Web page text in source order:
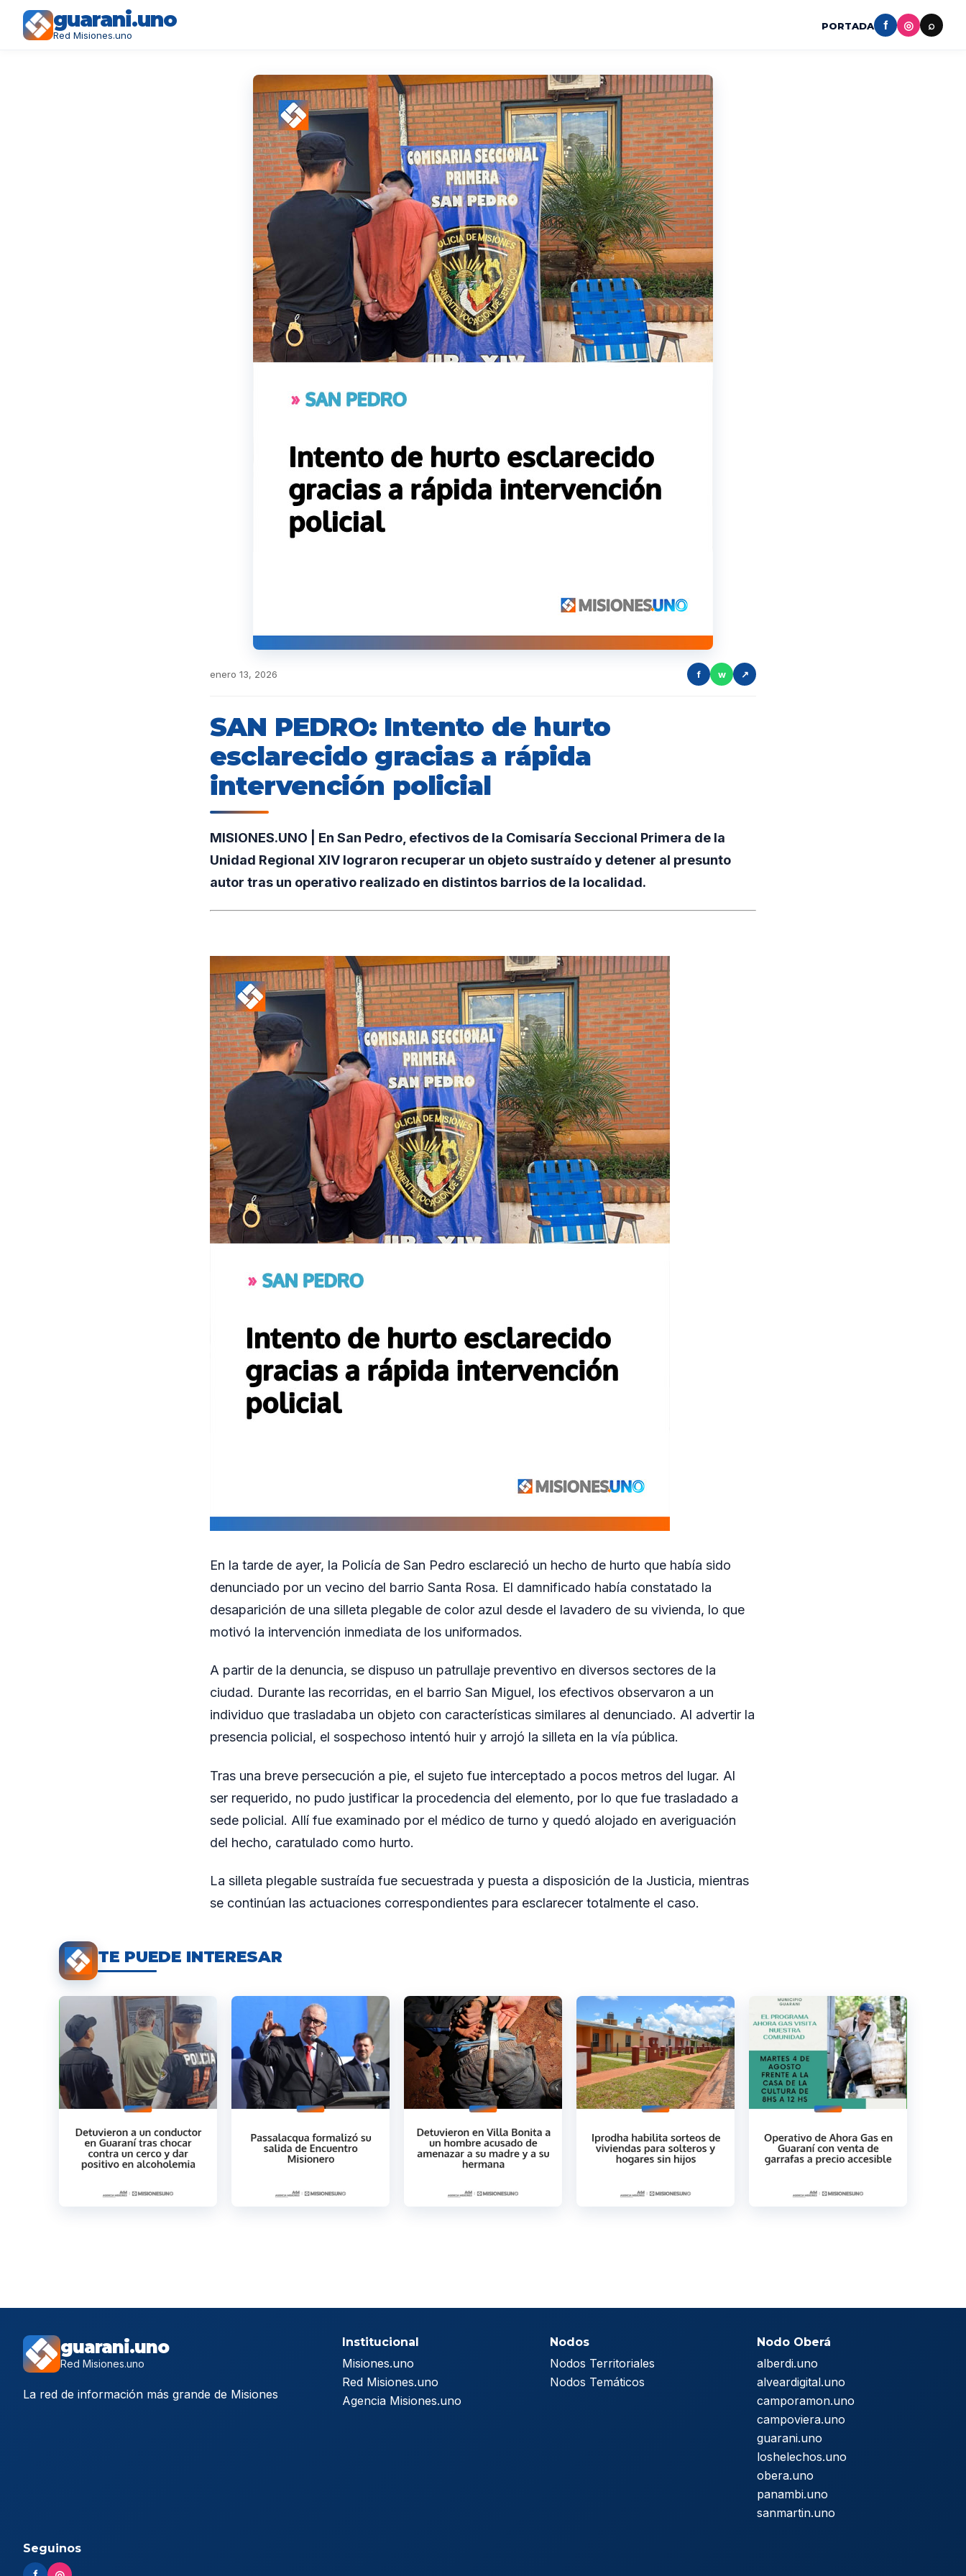
guarani.uno
Red Misiones.uno
PORTADA f ◎ ⌕
enero 13, 2026 f w ↗
SAN PEDRO: Intento de hurto
esclarecido gracias a rápida
intervención policial
MISIONES.UNO | En San Pedro, efectivos de la Comisaría Seccional Primera de la
Unidad Regional XIV lograron recuperar un objeto sustraído y detener al presunto
autor tras un operativo realizado en distintos barrios de la localidad.
En la tarde de ayer, la Policía de San Pedro esclareció un hecho de hurto que había sido
denunciado por un vecino del barrio Santa Rosa. El damnificado había constatado la
desaparición de una silleta plegable de color azul desde el lavadero de su vivienda, lo que
motivó la intervención inmediata de los uniformados.
A partir de la denuncia, se dispuso un patrullaje preventivo en diversos sectores de la
ciudad. Durante las recorridas, en el barrio San Miguel, los efectivos observaron a un
individuo que trasladaba un objeto con características similares al denunciado. Al advertir la
presencia policial, el sospechoso intentó huir y arrojó la silleta en la vía pública.
Tras una breve persecución a pie, el sujeto fue interceptado a pocos metros del lugar. Al
ser requerido, no pudo justificar la procedencia del elemento, por lo que fue trasladado a
sede policial. Allí fue examinado por el médico de turno y quedó alojado en averiguación
del hecho, caratulado como hurto.
La silleta plegable sustraída fue secuestrada y puesta a disposición de la Justicia, mientras
se continúan las actuaciones correspondientes para esclarecer totalmente el caso.
TE PUEDE INTERESAR
guarani.uno
Red Misiones.uno
La red de información más grande de Misiones
Institucional
Misiones.uno
Red Misiones.uno
Agencia Misiones.uno
Nodos
Nodos Territoriales
Nodos Temáticos
Nodo Oberá
alberdi.uno
alveardigital.uno
camporamon.uno
campoviera.uno
guarani.uno
loshelechos.uno
obera.uno
panambi.uno
sanmartin.uno
Seguinos